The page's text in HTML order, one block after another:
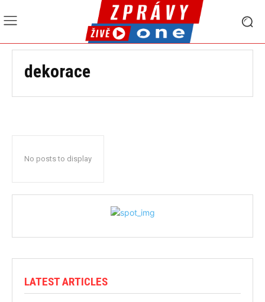
dekorace
No posts to display
LATEST ARTICLES